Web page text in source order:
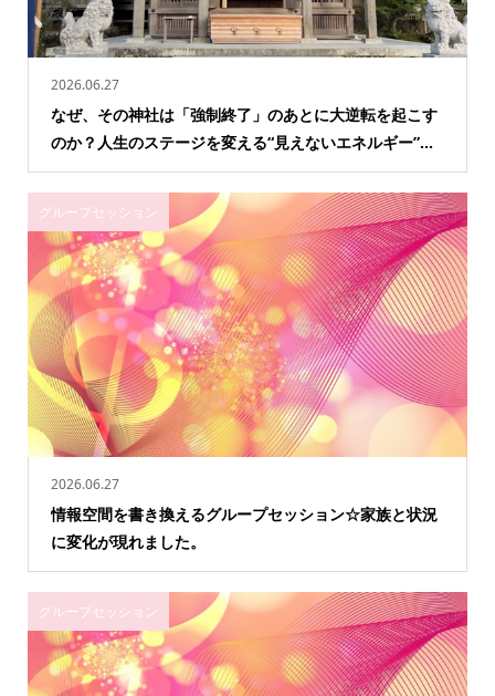
2026.06.27
なぜ、その神社は「強制終了」のあとに大逆転を起こす
のか？人生のステージを変える“見えないエネルギー”...
2026.06.27
情報空間を書き換えるグループセッション☆家族と状況
に変化が現れました。
グループセッション
グループセッション